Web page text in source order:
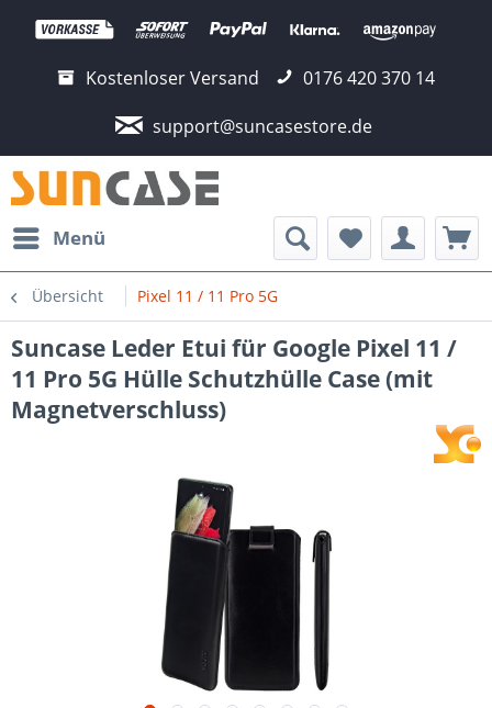
Kostenloser Versand
0176 420 370 14
support@suncasestore.de
Menü
Übersicht Pixel 11 / 11 Pro 5G
Suncase Leder Etui für Google Pixel 11 /
11 Pro 5G Hülle Schutzhülle Case (mit
Magnetverschluss)